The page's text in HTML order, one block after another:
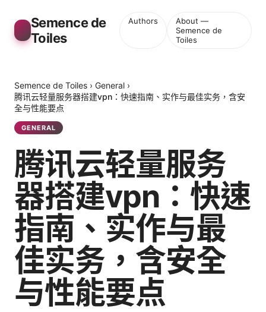
Semence de
Toiles
Authors
About —
Semence de
Toiles
Semence de Toiles › General ›
腾讯云轻量服务器搭建vpn：快速指南、实作与最佳实务，含安
全与性能要点
GENERAL
腾讯云轻量服务
器搭建vpn：快速
指南、实作与最
佳实务，含安全
与性能要点